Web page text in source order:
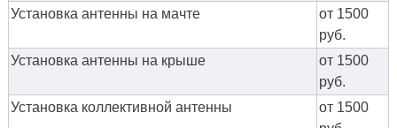
Установка антенны на мачте
от 1500
руб.
Установка антенны на крыше
от 1500
руб.
Установка коллективной антенны
от 1500